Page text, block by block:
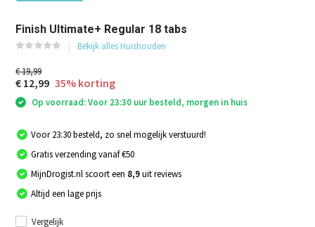
Finish Ultimate+ Regular 18 tabs
Bekijk alles Huishouden
€ 19,99
€ 12,99 35% korting
Op voorraad: Voor 23:30 uur besteld, morgen in huis
Voor 23:30 besteld, zo snel mogelijk verstuurd!
Gratis verzending vanaf €50
MijnDrogist.nl scoort een 8,9uit reviews
Altijd een lage prijs
Vergelijk